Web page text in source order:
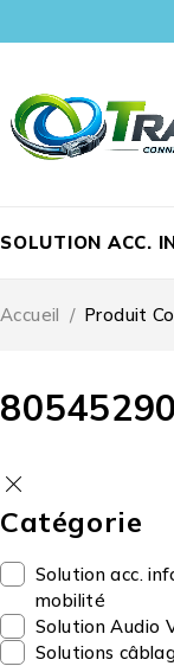
SOLUTION ACC.
Accueil / Produit
Catégorie
Solution acc.
mobilité
Solution Audio
Solutions